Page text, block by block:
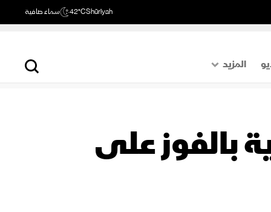
Shūrīyah
42°C سماء صافية
المزيد
اقتصاد
رياضة
بالفوز على